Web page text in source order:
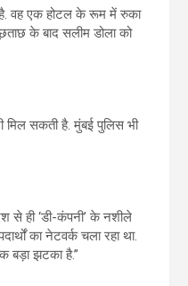
है. वह एक होटल के रूम में रुका
के बाद सलीम डोला को
मिल सकती है. मुंबई पुलिस भी
से ही ‘डी-कंपनी’ के नशीले
का नेटवर्क चला रहा था.
बड़ा झटका है.”